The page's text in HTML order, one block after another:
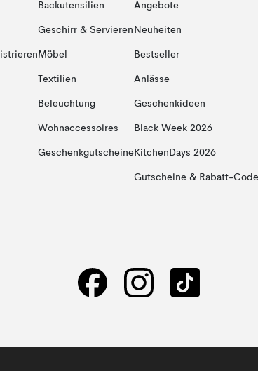
Backutensilien
Geschirr & Servieren
Möbel
Textilien
Beleuchtung
Wohnaccessoires
Geschenkgutscheine
Angebote
Neuheiten
Bestseller
Anlässe
Geschenkideen
Black Week 2026
KitchenDays 2026
Gutscheine & Rabatt-